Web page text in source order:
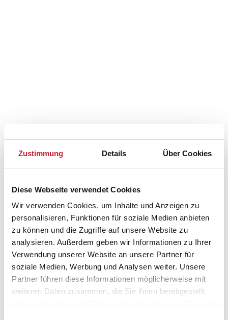
Zustimmung Details Über Cookies
Diese Webseite verwendet Cookies
Wir verwenden Cookies, um Inhalte und Anzeigen zu
personalisieren, Funktionen für soziale Medien anbieten
zu können und die Zugriffe auf unsere Website zu
analysieren. Außerdem geben wir Informationen zu Ihrer
Verwendung unserer Website an unsere Partner für
soziale Medien, Werbung und Analysen weiter. Unsere
Partner führen diese Informationen möglicherweise mit
weiteren Daten zusammen, die Sie ihnen bereitgestellt
Belegungskalender
Reisedauer auswählen
Anzahl Reisende auswählen
Anreisetag im Belegungskalender anklicken
Sie bekommen Verfügbarkeit und Preis angezeigt